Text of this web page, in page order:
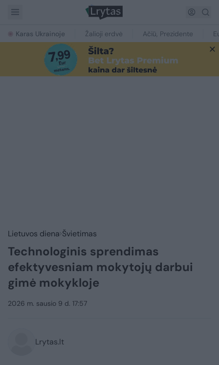
Karas Ukrainoje Žalioji erdvė Ačiū, Prezidente
Lietuvos diena Švietimas
Technologinis sprendimas
efektyvesniam mokytojų darbui
gimė mokykloje
2026 m. sausio 9 d. 17:57
Lrytas.lt